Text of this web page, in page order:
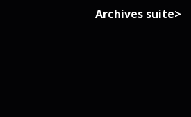
Archives suite>